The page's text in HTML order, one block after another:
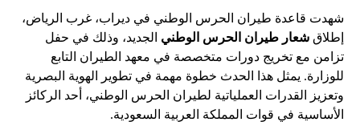
شهدت قاعدة طيران الحرس الوطني في ديراب، غرب الرياض،
إطلاق شعار طيران الحرس الوطني الجديد، وذلك في حفل
تزامن مع تخريج دورات متخصصة في معهد الطيران التابع
للوزارة. يمثل هذا الحدث خطوة مهمة في تطوير الهوية البصرية
وتعزيز القدرات العملياتية لطيران الحرس الوطني، أحد الركائز
الأساسية في قوات المملكة العربية السعودية.